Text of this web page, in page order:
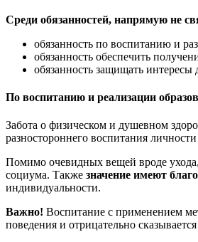
Среди обязанностей, напрямую не
обязанность по воспитанию и
обязанность обеспечить
обязанность защищать интересы
По воспитанию и реализации
Забота о физическом и душевном
разностороннего воспитания
Помимо очевидных вещей вроде
социума. Также значение имеют
индивидуальности.
Важно! Воспитание с применением
поведения и отрицательно